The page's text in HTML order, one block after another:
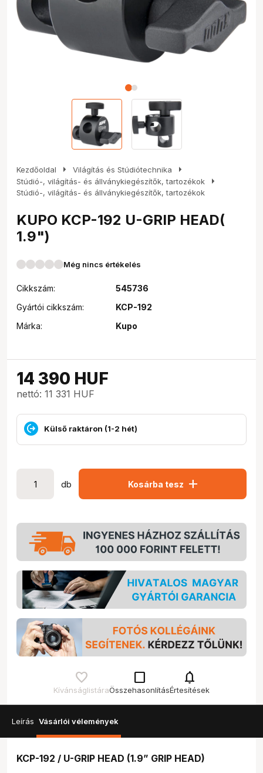
Kezdőoldal arrow_right Világítás és Stúdiótechnika arrow_right
Stúdió-, világítás- és állványkiegészítők, tartozékok arrow_right
Stúdió-, világítás- és állványkiegészítők, tartozékok
KUPO KCP-192 U-GRIP HEAD(
1.9")
Még nincs értékelés
Cikkszám:
545736
Gyártói cikkszám:
KCP-192
Márka:
Kupo
14 390 HUF
nettó: 11 331 HUF
Külső raktáron (1-2 hét)
db Kosárba tesz add
Kívánságlistára
check_box_outline_blank
Összehasonlítás
notifications
Értesítések
Leírás Vásárlói vélemények
KCP-192 / U-GRIP HEAD (1.9” GRIP HEAD)